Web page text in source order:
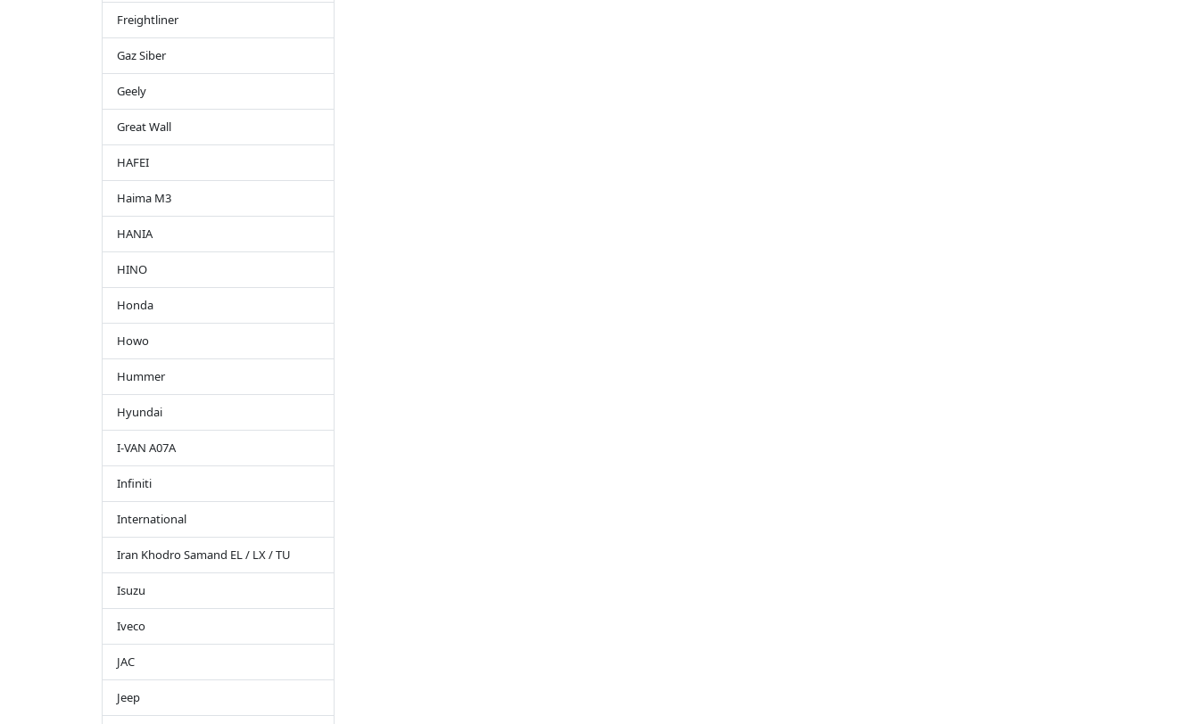
Freightliner
Gaz Siber
Geely
Great Wall
HAFEI
Haima M3
HANIA
HINO
Honda
Howo
Hummer
Hyundai
I-VAN A07A
Infiniti
International
Iran Khodro Samand EL / LX / TU
Isuzu
Iveco
JAC
Jeep